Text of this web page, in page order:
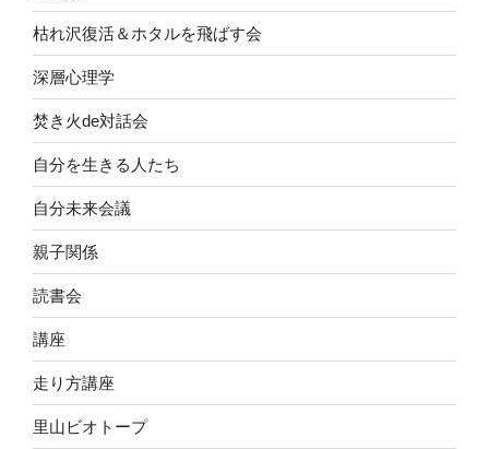
枯れ沢復活＆ホタルを飛ばす会
深層心理学
焚き火de対話会
自分を生きる人たち
自分未来会議
親子関係
読書会
講座
走り方講座
里山ビオトープ